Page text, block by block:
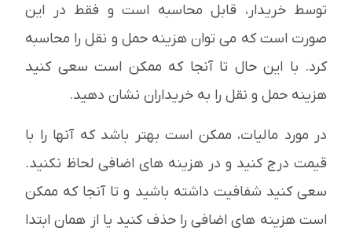
توسط خریدار، قابل محاسبه است و فقط در این
صورت است که می توان هزینه حمل و نقل را محاسبه
کرد. با این حال تا آنجا که ممکن است سعی کنید
هزینه حمل و نقل را به خریداران نشان دهید.
در مورد مالیات، ممکن است بهتر باشد که آنها را با
قیمت درج کنید و در هزینه های اضافی لحاظ نکنید.
سعی کنید شفافیت داشته باشید و تا آنجا که ممکن
است هزینه های اضافی را حذف کنید یا از همان ابتدا